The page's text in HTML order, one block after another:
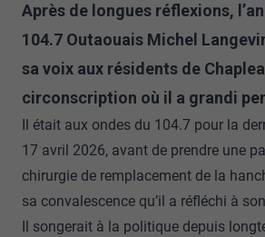
Après de longues réflexions,
104.7 Outaouais Michel
sa voix aux résidents de
circonscription où il a grandi
Il était aux ondes du 104.7 pour la
17 avril 2026, avant de prendre une
chirurgie de remplacement de la
sa convalescence qu’il a réfléchi à
Il songerait à la politique depuis